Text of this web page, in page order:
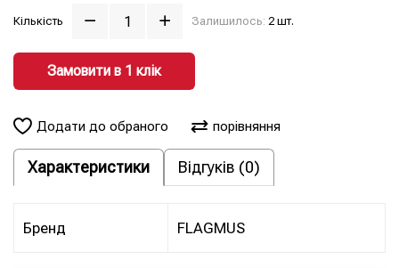
Кількість Залишилось: 2 шт.
Замовити в 1 клiк
Додати до обраного порівняння
Характеристики Відгуків (0)
Бренд FLAGMUS